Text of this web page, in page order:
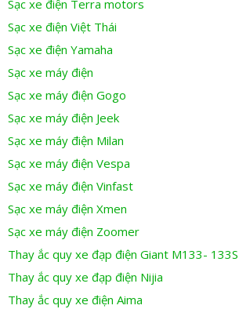
Sạc xe điện Terra motors
Sạc xe điện Việt Thái
Sạc xe điện Yamaha
Sạc xe máy điện
Sạc xe máy điện Gogo
Sạc xe máy điện Jeek
Sạc xe máy điện Milan
Sạc xe máy điện Vespa
Sạc xe máy điện Vinfast
Sạc xe máy điện Xmen
Sạc xe máy điện Zoomer
Thay ắc quy xe đạp điện Giant M133- 133S
Thay ắc quy xe đạp điện Nijia
Thay ắc quy xe điện Aima